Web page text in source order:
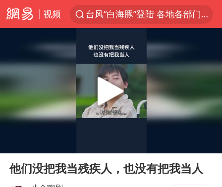
视频
台风“白海豚”登陆 各地各部门全力应对
多地银行上调存款利率
上海地铁4条线路全线停运
白海豚路径图
宇树申购 中一签有望赚20万元
律师谈贾冰私人饭局被偷拍
Play
他们没把我当残疾人，也没有把我当人